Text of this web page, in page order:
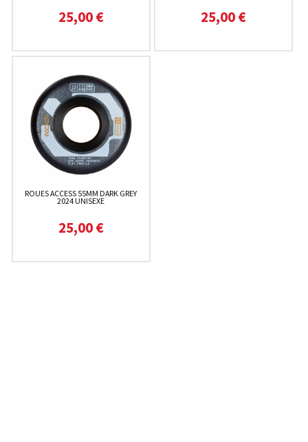
25,00 € 25,00 €
ROUES ACCESS 55MM DARK GREY
2024 UNISEXE
25,00 €